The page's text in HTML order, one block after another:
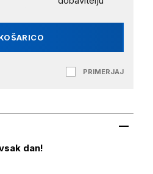
PRIMERJAJ
dan!